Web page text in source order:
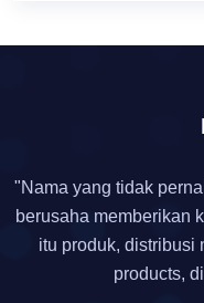
"Nama yang tidak
berusaha memberikan
itu produk, distribusi
products,